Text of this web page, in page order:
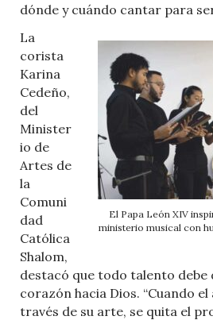
dónde y cuándo cantar para
El Papa León XIV
ministerio musical con
La
corista
Karina
Cedeño,
del
Minister
io de
Artes de
la
Comuni
dad
Católica
Shalom,
destacó que todo talento debe
corazón hacia Dios. “Cuando
través de su arte, se quita el